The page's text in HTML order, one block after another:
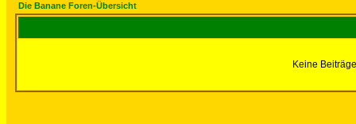
Die Banane Foren-Übersicht
Keine